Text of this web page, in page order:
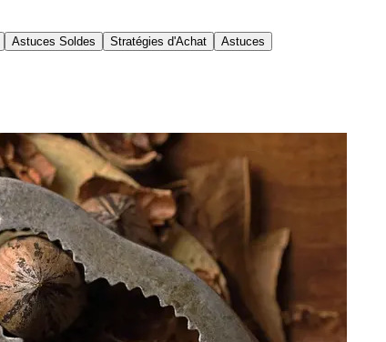
Astuces Soldes Stratégies d'Achat Astuces